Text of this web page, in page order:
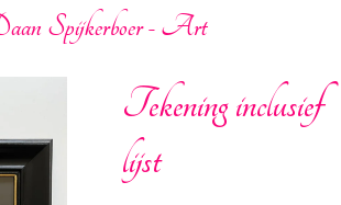
Spijkerboer - Art
Tekening inclusief
lijst